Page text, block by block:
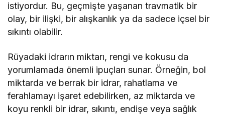
istiyordur. Bu, geçmişte yaşanan travmatik bir
olay, bir ilişki, bir alışkanlık ya da sadece içsel bir
sıkıntı olabilir.
Rüyadaki idrarın miktarı, rengi ve kokusu da
yorumlamada önemli ipuçları sunar. Örneğin, bol
miktarda ve berrak bir idrar, rahatlama ve
ferahlamayı işaret edebilirken, az miktarda ve
koyu renkli bir idrar, sıkıntı, endişe veya sağlık